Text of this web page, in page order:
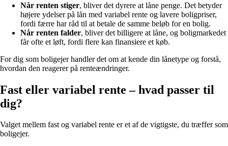
Når renten stiger, bliver det dyrere at låne penge. Det betyder
højere ydelser på lån med variabel rente og lavere boligpriser,
fordi færre har råd til at betale de samme beløb for en bolig.
Når renten falder, bliver det billigere at låne, og boligmarkedet
får ofte et løft, fordi flere kan finansiere et køb.
For dig som boligejer handler det om at kende din lånetype og forstå,
hvordan den reagerer på renteændringer.
Fast eller variabel rente – hvad passer til
dig?
Valget mellem fast og variabel rente er et af de vigtigste, du træffer som
boligejer.